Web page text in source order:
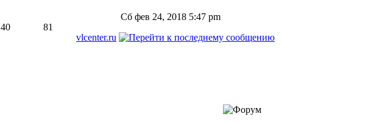
40 81
Сб фев 24, 2018 5:47 pm
vlcenter.ru